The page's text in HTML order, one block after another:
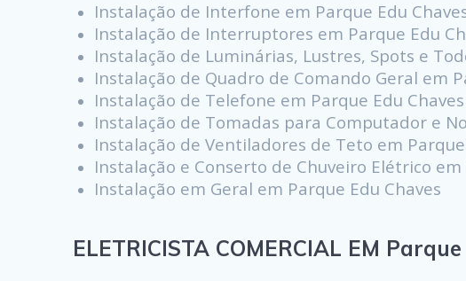
Instalação de Interfone em Parque Edu
Instalação de Interruptores em Parque Edu
Instalação de Luminárias, Lustres, Spots e
Instalação de Quadro de Comando Geral em
Instalação de Telefone em Parque Edu Chaves
Instalação de Tomadas para Computador e
Instalação de Ventiladores de Teto em Parque
Instalação e Conserto de Chuveiro Elétrico em
Instalação em Geral em Parque Edu Chaves
ELETRICISTA COMERCIAL EM